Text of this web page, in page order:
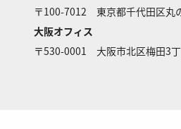
〒100-7012 東京都千代田区
大阪オフィス
〒530-0001 大阪市北区梅田